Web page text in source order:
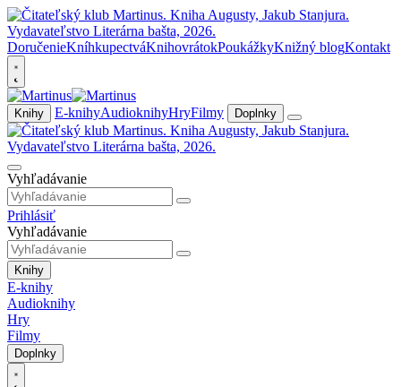
DoručenieKníhkupectváKnihovrátokPoukážkyKnižný blogKontakt
Knihy E-knihyAudioknihyHryFilmy Doplnky
Vyhľadávanie
Prihlásiť
Vyhľadávanie
Knihy
E-knihy
Audioknihy
Hry
Filmy
Doplnky